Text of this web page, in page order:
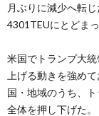
月ぶりに減少へ転
4301TEUにとどまっ
米国でトランプ大
上げる動きを強め
国・地域のうち、
全体を押し下げた。